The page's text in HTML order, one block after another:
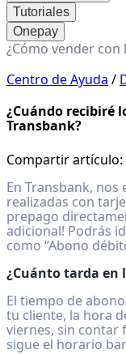
Tutoriales
Onepay
¿Cómo vender con
Centro de Ayuda /
¿Cuándo recibiré
Transbank?
Compartir artículo:
En Transbank,
realizadas con
prepago
adicional! Podrás
como “Abono
¿Cuánto tarda en
El tiempo de
tu cliente, la hora
viernes, sin contar
sigue el horario